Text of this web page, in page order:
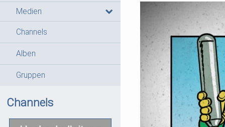
Medien
Channels
Alben
Gruppen
Channels